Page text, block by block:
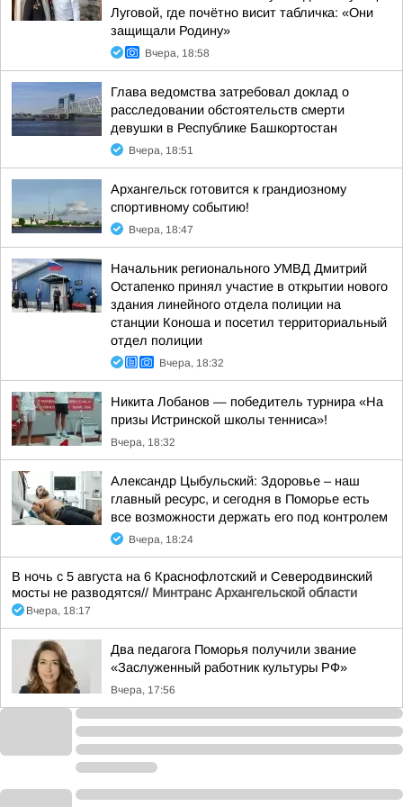
Луговой, где почётно висит табличка: «Они
защищали Родину»
Вчера, 18:58
Глава ведомства затребовал доклад о
расследовании обстоятельств смерти
девушки в Республике Башкортостан
Вчера, 18:51
Архангельск готовится к грандиозному
спортивному событию!
Вчера, 18:47
Начальник регионального УМВД Дмитрий
Остапенко принял участие в открытии нового
здания линейного отдела полиции на
станции Коноша и посетил территориальный
отдел полиции
Вчера, 18:32
Никита Лобанов — победитель турнира «На
призы Истринской школы тенниса»!
Вчера, 18:32
Александр Цыбульский: Здоровье – наш
главный ресурс, и сегодня в Поморье есть
все возможности держать его под контролем
Вчера, 18:24
В ночь с 5 августа на 6 Краснофлотский и Северодвинский
мосты не разводятся// Минтранс Архангельской области
Вчера, 18:17
Два педагога Поморья получили звание
«Заслуженный работник культуры РФ»
Вчера, 17:56